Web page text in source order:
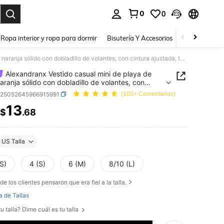
0 0
Ropa interior y ropa para dormir Bisutería Y Accesorios Zapatos
Alexandranx Vestido casual mini de playa de color naranja sólido con dobladillo de volantes, con cintura ajustada, tejido jacquard hueco y sin mangas
Alexandranx Vestido casual mini de playa de
sólido con dobladillo de volantes, con
ajustada, tejido jacquard hueco y sin mangas(100+ Comentarios)
AND AVAILABILITY
$13.68
US Talla
4 (S) 6 (M) 8/10 (L)
de los clientes pensaron que era fiel a la talla.
de Tallas
talla? Dime cuál es tu talla